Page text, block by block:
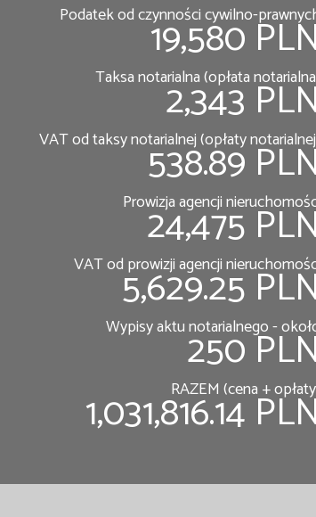
Podatek od czynności cywilno-
19,580
Taksa notarialna (opłata
2,343
VAT od taksy notarialnej (opłaty
538.89
Prowizja agencji
24,475
VAT od prowizji agencji
5,629.25
Wypisy aktu notarialnego -
250
RAZEM (cena +
1,031,816.14